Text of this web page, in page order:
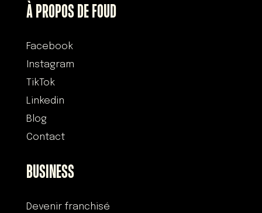
À PROPOS DE FOUD
Facebook
Instagram
TikTok
Linkedin
Blog
Contact
BUSINESS
Devenir franchisé